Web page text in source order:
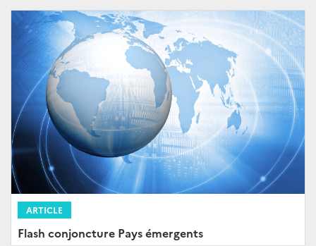
ARTICLE
Flash conjoncture Pays émergents